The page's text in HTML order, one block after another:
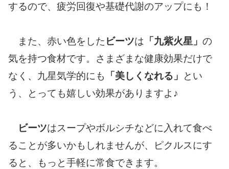
するので、疲労回復や基礎代謝のアップにも！
また、赤い色をした ビーツは 「九紫火星」 の
気を持つ食材です。さまざまな健康効果だけで
なく、九星気学的にも
「美しくなれる」
とい
う、とっても嬉しい効果がありますよ♪
ビーツはスープやボルシチなどに入れて食べ
ることが多いかもしれませんが、ピクルスにす
ると、もっと手軽に常食できます。